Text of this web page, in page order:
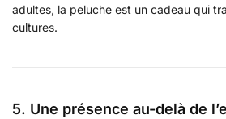
adultes, la peluche est un cadeau qui
cultures.
5. Une présence au-delà de